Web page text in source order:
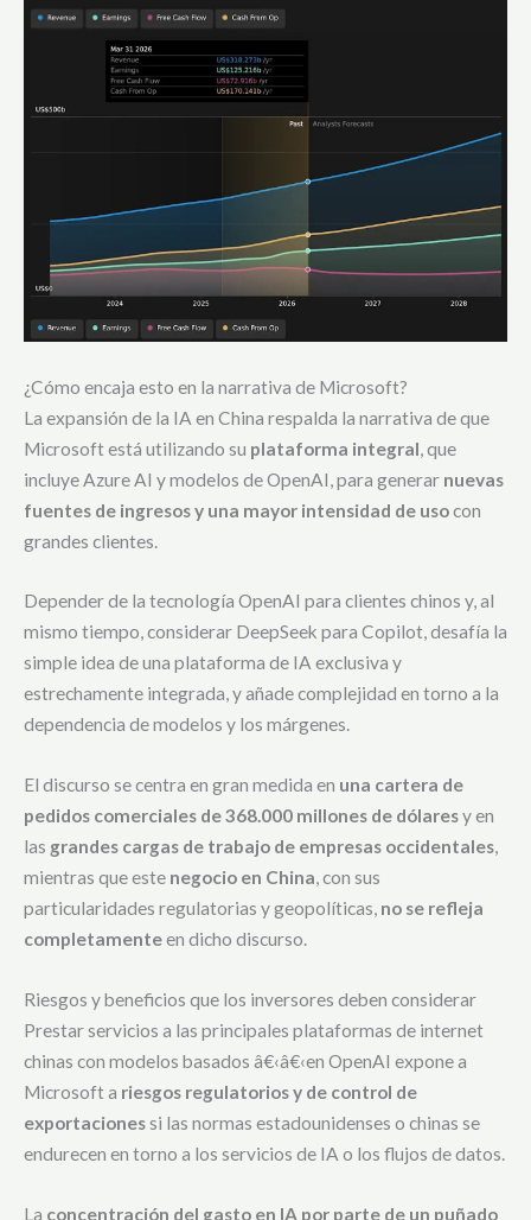
¿Cómo encaja esto en la narrativa de Microsoft?
La expansión de la IA en China respalda la narrativa de que
Microsoft está utilizando su plataforma integral, que
incluye Azure AI y modelos de OpenAI, para generar nuevas
fuentes de ingresos y una mayor intensidad de usocon
grandes clientes.
Depender de la tecnología OpenAI para clientes chinos y, al
mismo tiempo, considerar DeepSeek para Copilot, desafía la
simple idea de una plataforma de IA exclusiva y
estrechamente integrada, y añade complejidad en torno a la
dependencia de modelos y los márgenes.
El discurso se centra en gran medida en una cartera de
pedidos comerciales de 368.000 millones de dólaresy en
las grandes cargas de trabajo de empresas occidentales,
mientras que este negocio en China, con sus
particularidades regulatorias y geopolíticas, no se refleja
completamenteen dicho discurso.
Riesgos y beneficios que los inversores deben considerar
Prestar servicios a las principales plataformas de internet
chinas con modelos basados â€‹â€‹en OpenAI expone a
Microsoft a riesgos regulatorios y de control de
exportacionessi las normas estadounidenses o chinas se
endurecen en torno a los servicios de IA o los flujos de datos.
La concentración del gasto en IA por parte de un puñado